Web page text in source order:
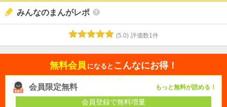
みんなのまんがレポ
(5.0) 評価数1件
無料会員 になると こんなにお得！
会員限定無料 もっと無料が読める！
会員登録で無料増量